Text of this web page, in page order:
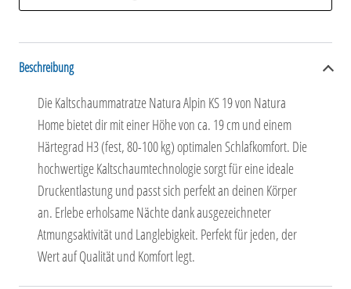
Beschreibung
Die Kaltschaummatratze Natura Alpin KS 19 von Natura
Home bietet dir mit einer Höhe von ca. 19 cm und einem
Härtegrad H3 (fest, 80-100 kg) optimalen Schlafkomfort. Die
hochwertige Kaltschaumtechnologie sorgt für eine ideale
Druckentlastung und passt sich perfekt an deinen Körper
an. Erlebe erholsame Nächte dank ausgezeichneter
Atmungsaktivität und Langlebigkeit. Perfekt für jeden, der
Wert auf Qualität und Komfort legt.